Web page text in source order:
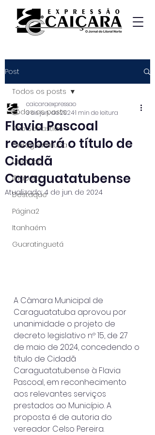
Post
Todos os posts
São Sebastião
Caraguatatuba
Ubatuba
Ilhabela
Destaque
Página2
Itanhaém
Guaratinguetá
Todos os posts
Flavia Pascoal
receberá o título de
Cidadã
Caraguatatubense
caicaraexpressao
3 de jun. de 20241 min de leitura
Atualizado:4 de jun. de 2024
A Câmara Municipal de
Caraguatatuba aprovou por
unanimidade o projeto de
decreto legislativo nº 15, de 27
de maio de 2024, concedendo o
título de Cidadã
Caraguatatubense à Flavia
Pascoal, em reconhecimento
aos relevantes serviços
prestados ao Município. A
proposta é de autoria do
vereador Celso Pereira.